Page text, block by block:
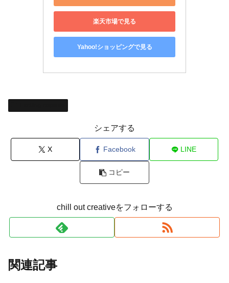
楽天市場で見る
Yahoo!ショッピングで見る
シェアする
X Facebook LINE
コピー
chill out creativeをフォローする
関連記事